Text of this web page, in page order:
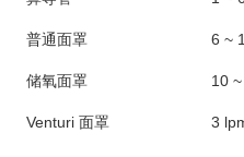
普通面罩 6 ~
储氧面罩 10
Venturi 面罩 3